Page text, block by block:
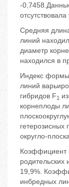
-
Средняя
линий
диаметр
находился в
Индекс формы
линий
гибридов F1
корнеплоды
гетерозисных
округло-
Коэффициент
19,9%.
инбредных